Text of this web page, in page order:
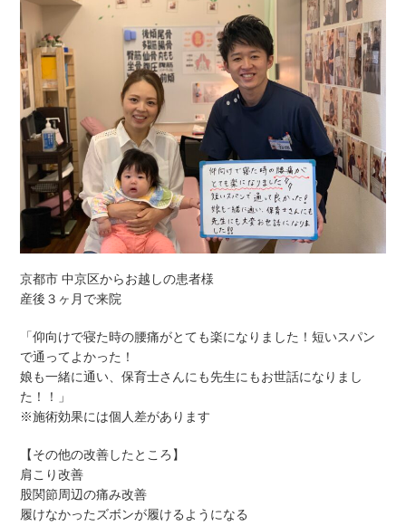
京都市 中京区からお越しの患者様
産後３ヶ月で来院
「仰向けで寝た時の腰痛がとても楽になりました！短いスパン
で通ってよかった！
娘も一緒に通い、保育士さんにも先生にもお世話になりまし
た！！」
※施術効果には個人差があります
【その他の改善したところ】
肩こり改善
股関節周辺の痛み改善
履けなかったズボンが履けるようになる